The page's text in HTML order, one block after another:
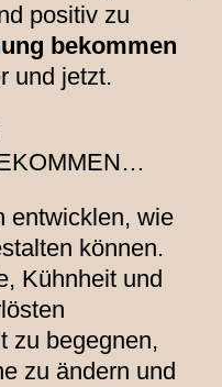
positiv zu
bekommen
und jetzt.
entwicklen, wie
können.
Kühnheit und
zu begegnen,
zu ändern und